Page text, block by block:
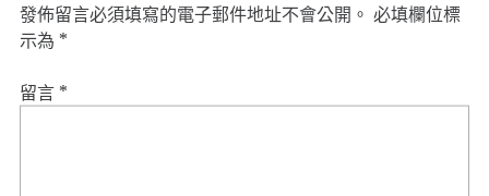
發佈留言必須填寫的電子郵件地址不會公開。 必填欄位標
示為 *
留言 *